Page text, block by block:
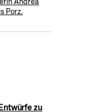
Porz.
zu